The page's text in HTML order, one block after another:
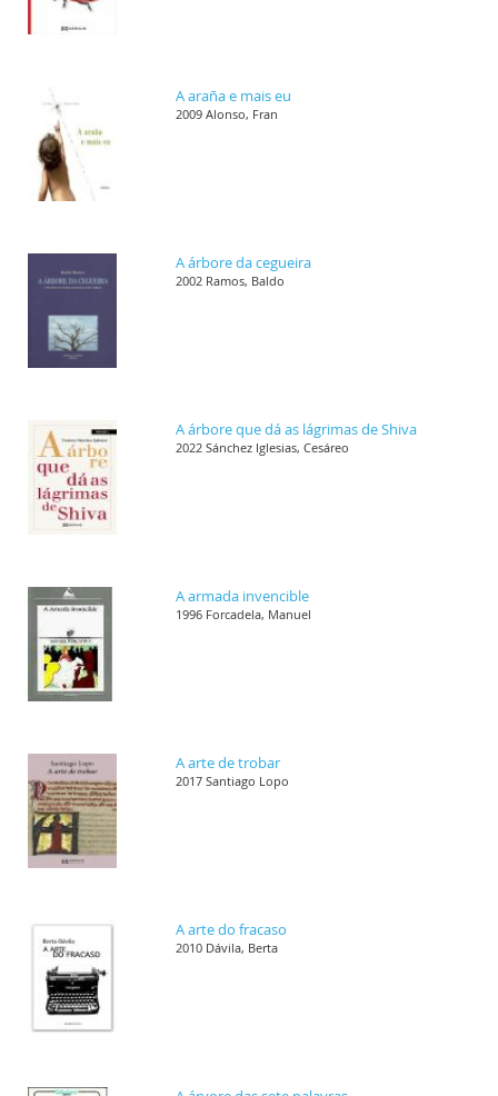
A araña e mais eu
2009 Alonso, Fran
A árbore da cegueira
2002 Ramos, Baldo
A árbore que dá as lágrimas de Shiva
2022 Sánchez Iglesias, Cesáreo
A armada invencible
1996 Forcadela, Manuel
A arte de trobar
2017 Santiago Lopo
A arte do fracaso
2010 Dávila, Berta